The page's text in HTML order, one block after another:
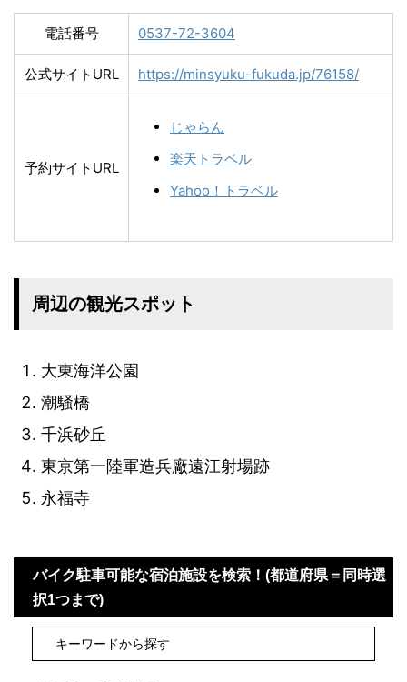
電話番号 0537-72-3604
公式サイトURL https://minsyuku-fukuda.jp/76158/
予約サイトURL
じゃらん
楽天トラベル
Yahoo！トラベル
周辺の観光スポット
大東海洋公園
潮騒橋
千浜砂丘
東京第一陸軍造兵廠遠江射場跡
永福寺
バイク駐車可能な宿泊施設を検索！(都道府県＝同時選
択1つまで)